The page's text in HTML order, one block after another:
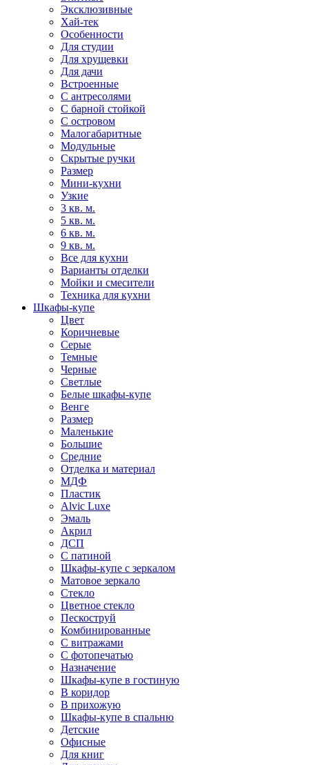
Эксклюзивные
Хай-тек
Особенности
Для студии
Для хрущевки
Для дачи
Встроенные
С антресолями
С барной стойкой
С островом
Малогабаритные
Модульные
Скрытые ручки
Размер
Мини-кухни
Узкие
3 кв. м.
5 кв. м.
6 кв. м.
9 кв. м.
Все для кухни
Варианты отделки
Мойки и смесители
Техника для кухни
Шкафы-купе
Цвет
Коричневые
Серые
Темные
Черные
Светлые
Белые шкафы-купе
Венге
Размер
Маленькие
Большие
Средние
Отделка и материал
МДФ
Пластик
Alvic Luxe
Эмаль
Акрил
ДСП
С патиной
Шкафы-купе с зеркалом
Матовое зеркало
Стекло
Цветное стекло
Пескоструй
Комбинированные
С витражами
С фотопечатью
Назначение
Шкафы-купе в гостиную
В коридор
В прихожую
Шкафы-купе в спальню
Детские
Офисные
Для книг